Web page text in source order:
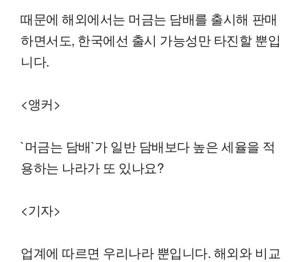
때문에 해외에서는 머금는 담배를 출시해 판매
하면서도, 한국에선 출시 가능성만 타진할 뿐입
니다.
<앵커>
`머금는 담배`가 일반 담배보다 높은 세율을 적
용하는 나라가 또 있나요?
<기자>
업계에 따르면 우리나라 뿐입니다. 해외와 비교